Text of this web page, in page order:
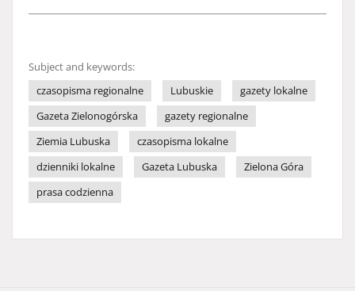
Subject and keywords:
czasopisma regionalne
Lubuskie
gazety lokalne
Gazeta Zielonogórska
gazety regionalne
Ziemia Lubuska
czasopisma lokalne
dzienniki lokalne
Gazeta Lubuska
Zielona Góra
prasa codzienna